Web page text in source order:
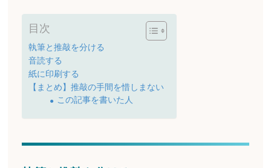
目次
執筆と推敲を分ける
音読する
紙に印刷する
【まとめ】推敲の手間を惜しまない
この記事を書いた人